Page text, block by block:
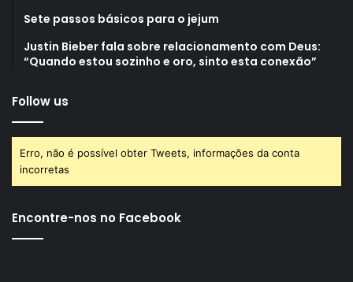
Sete passos básicos para o jejum
Justin Bieber fala sobre relacionamento com Deus:
“Quando estou sozinho e oro, sinto esta conexão”
Follow us
Erro, não é possível obter Tweets, informações da conta
incorretas
Encontre-nos no Facebook